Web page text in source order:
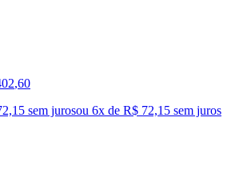
,60
sem jurosou 6x de R$ 72,15 sem juros